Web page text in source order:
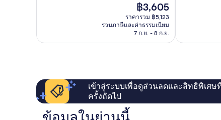
ราคา
ปัจจุบัน
คือ
฿3,605
฿3,605
ราคารวม ฿5,123
รวมภาษีและค่าธรรมเนียม
7 ก.ย. - 8 ก.ย.
เข้าสู่ระบบเพื่อดูส่วนลดและสิทธิพิเศษ
ครั้งถัดไป